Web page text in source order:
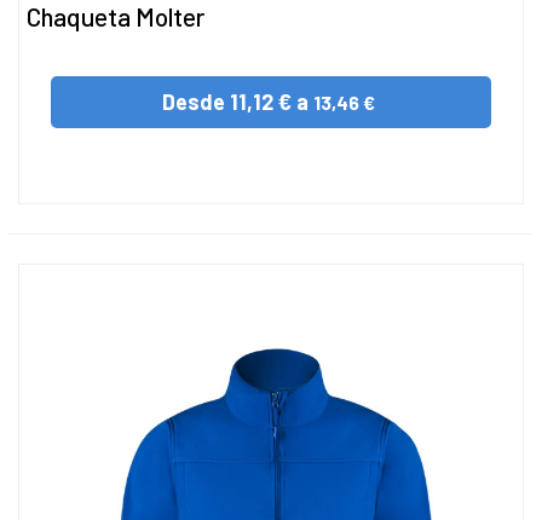
Chaqueta Molter
Desde 11,12 € a 13,46 €